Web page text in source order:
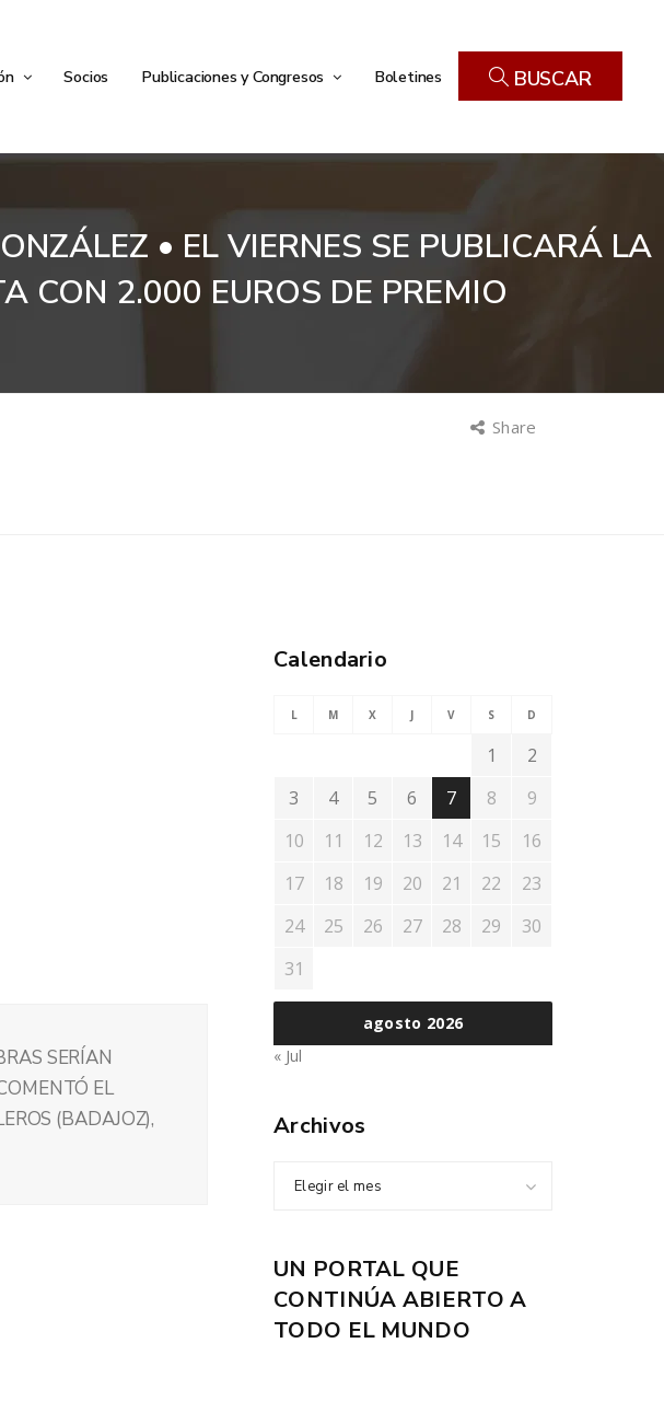
Socios Publicaciones y Congresos Boletines BUSCAR
• EL VIERNES SE PUBLICARÁ LA
CON 2.000 EUROS DE PREMIO
Share
SERÍAN
EL
(BADAJOZ),
Calendario
agosto 2026
L M X J V S D
1
2
3
4 5 6 7 8
9
10
11 12 13 14 15
16
17
18 19 20 21 22
23
24
25 26 27 28 29
30
31
« Jul
Archivos
Elegir el mes
UN PORTAL QUE
CONTINÚA ABIERTO A
TODO EL MUNDO